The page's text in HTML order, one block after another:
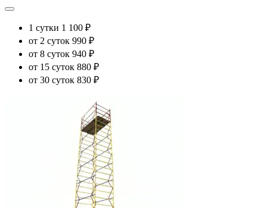
1 сутки 1 100 ₽
от 2 суток 990 ₽
от 8 суток 940 ₽
от 15 суток 880 ₽
от 30 суток 830 ₽